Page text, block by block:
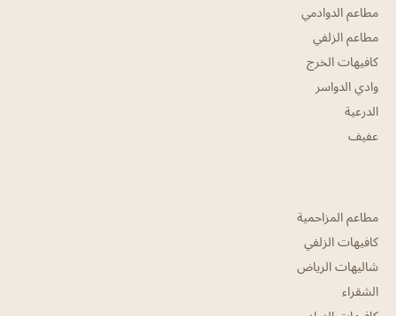
مطاعم الدوادمي
مطاعم الزلفي
كافيهات الخرج
وادي الدواسر
الدرعية
عفيف
مطاعم المزاحمية
كافيهات الزلفي
شاليهات الرياض
الشقراء